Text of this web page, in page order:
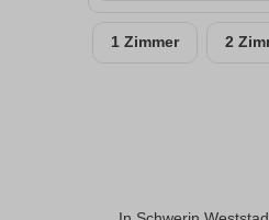
1 Zimmer 2